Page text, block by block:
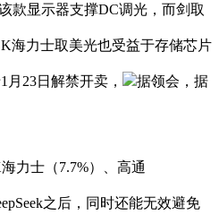
款显示器支撑DC调光，而剑取
海力士取美光也受益于存储芯片
23日解禁开卖， 据领会，据
力士（7.7%）、高通
之后，同时还能无效避免